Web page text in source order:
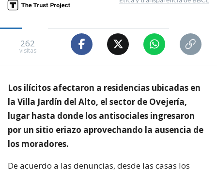
262
visitas
Los ilícitos afectaron a residencias ubicadas en
la Villa Jardín del Alto, el sector de Ovejería,
lugar hasta donde los antisociales ingresaron
por un sitio eriazo aprovechando la ausencia de
los moradores.
De acuerdo a las denuncias, desde las casas los